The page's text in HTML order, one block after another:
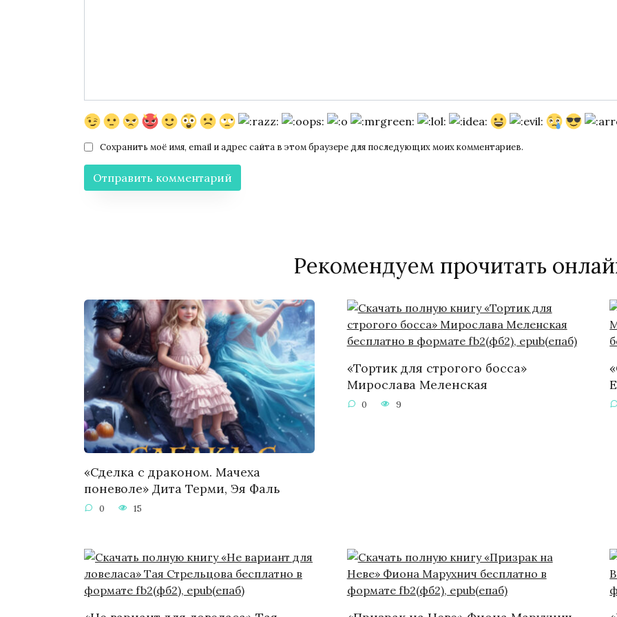
Сохранить моё имя, email и адрес сайта в этом браузере для последующих моих комментариев.
Рекомендуем прочитать
«Сделка с драконом. Мачеха
поневоле» Дита Терми, Эя Фаль
0 15
«Тортик для строгого босса»
Мирослава Меленская
0 9